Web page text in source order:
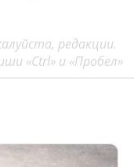
редакции.
«Ctrl» и «Пробел»